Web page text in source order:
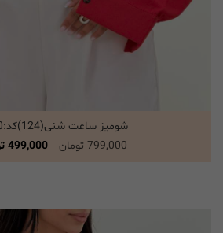
انتخاب گزینه ها
شومیز ساعت شنی(124)کد:7480
799,000 تومان
499,000 تومان